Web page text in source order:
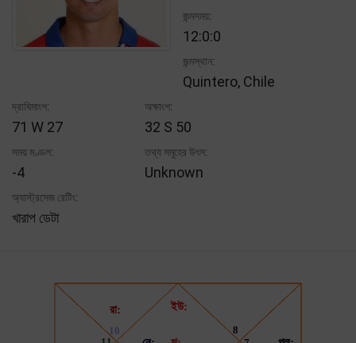
জন্মসময়:
12:0:0
জন্মস্থান:
Quintero, Chile
দ্রাঘিমাংশ:
71 W 27
অক্ষাংশ:
32 S 50
সময় মণ্ডল:
-4
তথ্য সমূহের উৎস:
Unknown
অ্যাস্ট্রসেজ রেটিং:
খারাপ ডেটা